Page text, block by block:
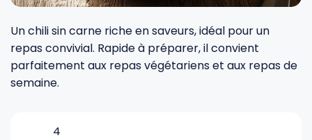
Râteaux
Évideurs
Pyrex
Un chili sin carne riche en saveurs, idéal pour un
repas convivial. Rapide à préparer, il convient
parfaitement aux repas végétariens et aux repas de
semaine.
4